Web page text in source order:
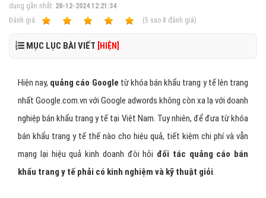
dung gần nhất: 28-12-2024 12:21:34
Ðánh giá:
(5 sao 8 đánh giá)
MỤC LỤC BÀI VIẾT [HIỆN]
Hiện nay, quảng cáo Google từ khóa bán khẩu trang y tế lên trang
nhất Google.com.vn với Google adwords không còn xa lạ với doanh
nghiệp bán khẩu trang y tế tại Việt Nam. Tuy nhiên, để đưa từ khóa
bán khẩu trang y tế thế nào cho hiệu quả, tiết kiệm chi phí và vẫn
mạng lại hiệu quả kinh doanh đòi hỏi đối tác quảng cáo bán
khẩu trang y tế phải có kinh nghiệm và kỹ thuật giỏi.